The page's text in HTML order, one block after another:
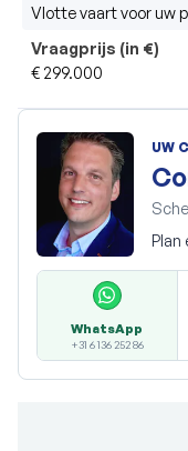
Vlotte vaart voor uw
Vraagprijs (in €)
€ 299.000
UW
WhatsApp
+31 6 136 252 86